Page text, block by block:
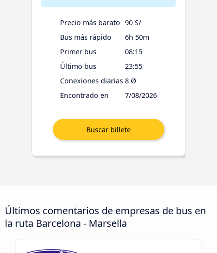
Precio más barato 90 S/
Bus más rápido
6h 50m
Primer bus
08:15
Último bus
23:55
Conexiones diarias 8 Ø
Encontrado en
7/08/2026
Últimos comentarios de empresas de bus en
la ruta Barcelona - Marsella